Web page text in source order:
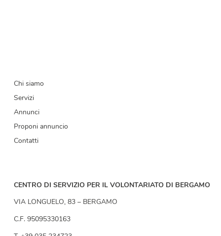
Chi siamo
Servizi
Annunci
Proponi annuncio
Contatti
CENTRO DI SERVIZIO PER IL VOLONTARIATO DI BERGAMO
VIA LONGUELO, 83 – BERGAMO
C.F. 95095330163